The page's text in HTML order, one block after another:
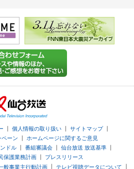
｜ 個人情報の取り扱い｜ サイトマップ｜
ペーン
ホームページに関するご意見
ドル 番組審議会 仙台放送 放送基準
保護業務計画｜
プレスリリース
般事業主行動計画 テレビ視聴データについて